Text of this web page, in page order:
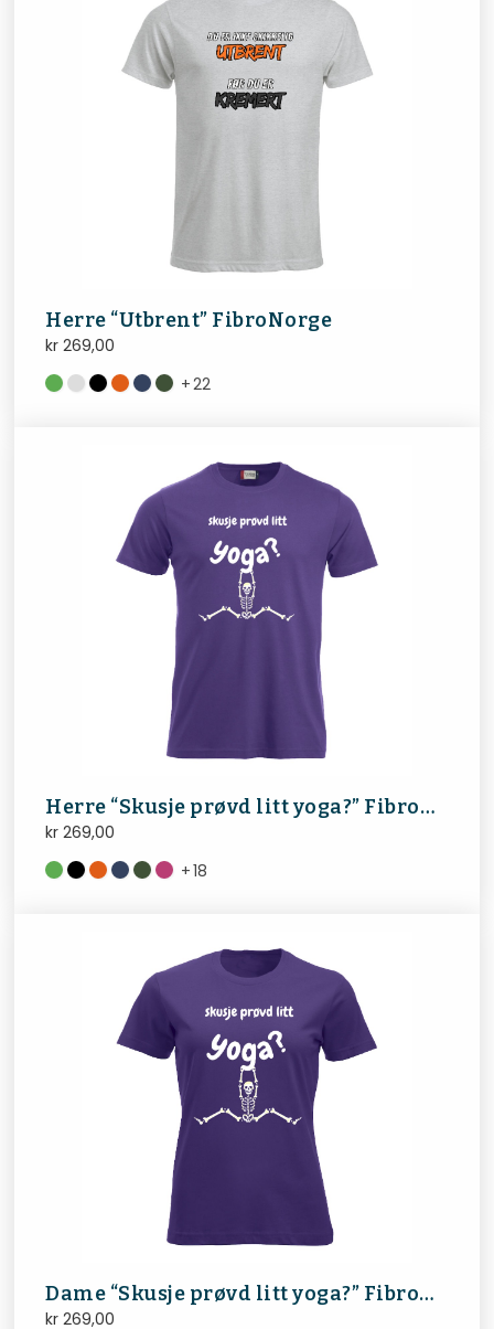
Herre “Utbrent” FibroNorge
kr 269,00
+22
Herre “Skusje prøvd litt yoga?” FibroNorge
kr 269,00
+18
Dame “Skusje prøvd litt yoga?” FibroNorge
kr 269,00